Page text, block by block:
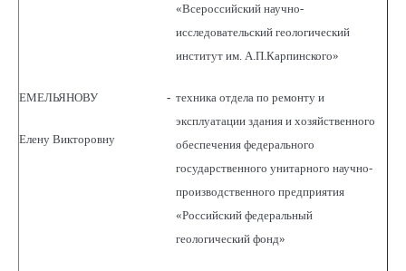
«Всероссийский научно-
исследовательский геологический
институт им. А.П.Карпинского»
ЕМЕЛЬЯНОВУ
Елену Викторовну
- техника отдела по ремонту и
эксплуатации здания и хозяйственного
обеспечения федерального
государственного унитарного научно-
производственного предприятия
«Российский федеральный
геологический фонд»